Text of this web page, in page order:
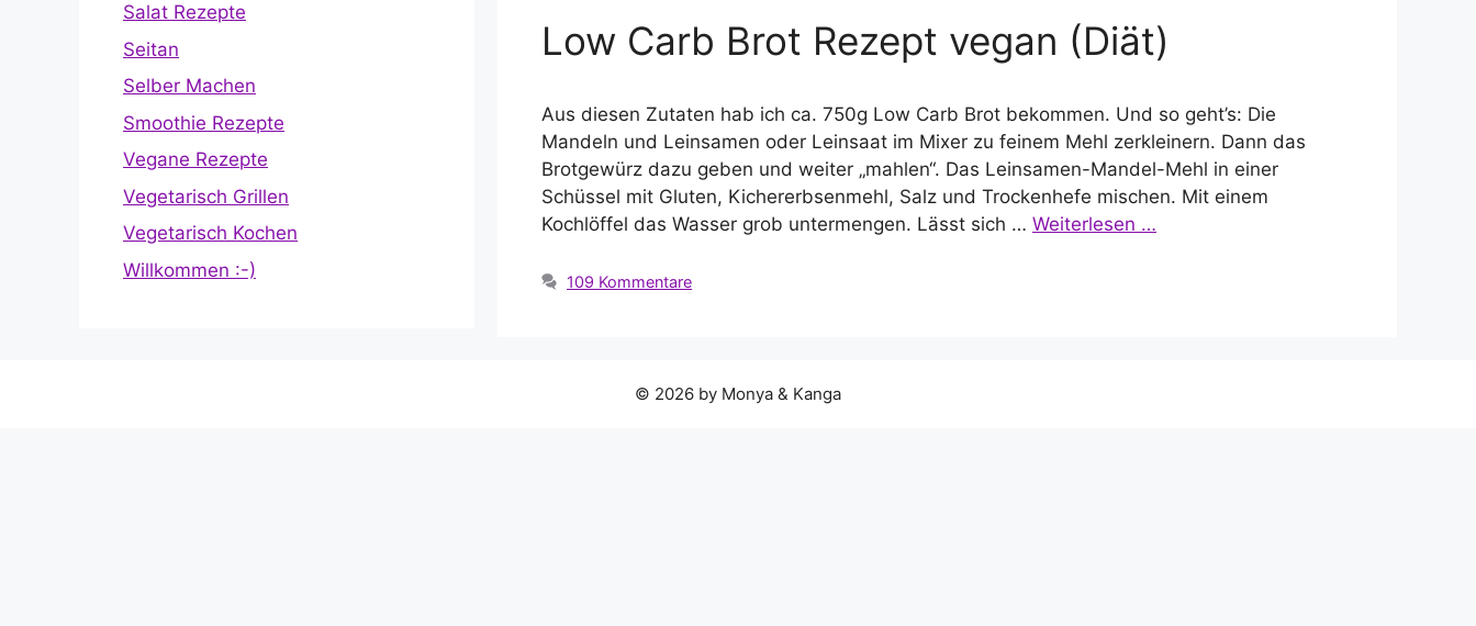
Low Carb Brot Rezept vegan (Diät)
Aus diesen Zutaten hab ich ca. 750g Low Carb Brot bekommen. Und so geht’s: Die
Mandeln und Leinsamen oder Leinsaat im Mixer zu feinem Mehl zerkleinern. Dann das
Brotgewürz dazu geben und weiter „mahlen“. Das Leinsamen-Mandel-Mehl in einer
Schüssel mit Gluten, Kichererbsenmehl, Salz und Trockenhefe mischen. Mit einem
Kochlöffel das Wasser grob untermengen. Lässt sich … Weiterlesen …
109 Kommentare
Salat Rezepte
Seitan
Selber Machen
Smoothie Rezepte
Vegane Rezepte
Vegetarisch Grillen
Vegetarisch Kochen
Willkommen :-)
© 2026 by Monya & Kanga